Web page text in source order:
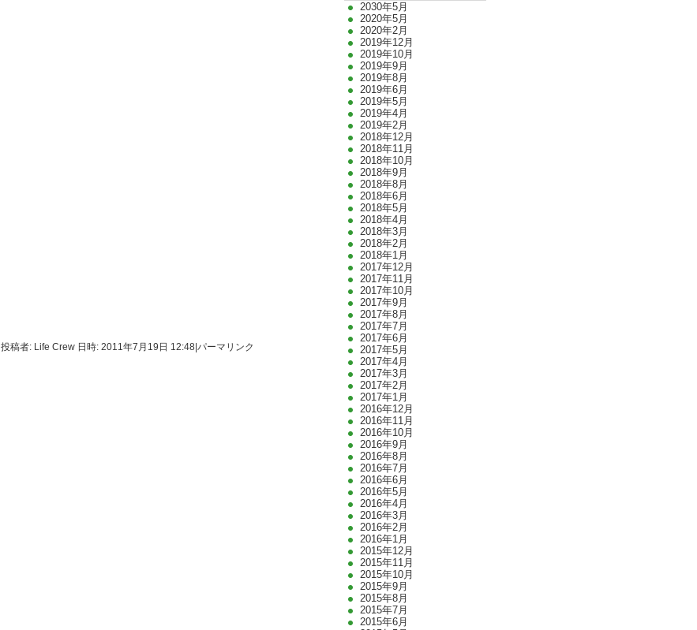
2030年5月
2020年5月
2020年2月
2019年12月
2019年10月
2019年9月
2019年8月
2019年6月
2019年5月
2019年4月
2019年2月
2018年12月
2018年11月
2018年10月
2018年9月
2018年8月
2018年6月
2018年5月
2018年4月
2018年3月
2018年2月
2018年1月
2017年12月
2017年11月
2017年10月
2017年9月
2017年8月
2017年7月
2017年6月
2017年5月
2017年4月
2017年3月
2017年2月
2017年1月
2016年12月
2016年11月
2016年10月
2016年9月
2016年8月
2016年7月
2016年6月
2016年5月
2016年4月
2016年3月
2016年2月
2016年1月
2015年12月
2015年11月
2015年10月
2015年9月
2015年8月
2015年7月
2015年6月
投稿者: Life Crew 日時: 2011年7月19日 12:48 パーマリンク